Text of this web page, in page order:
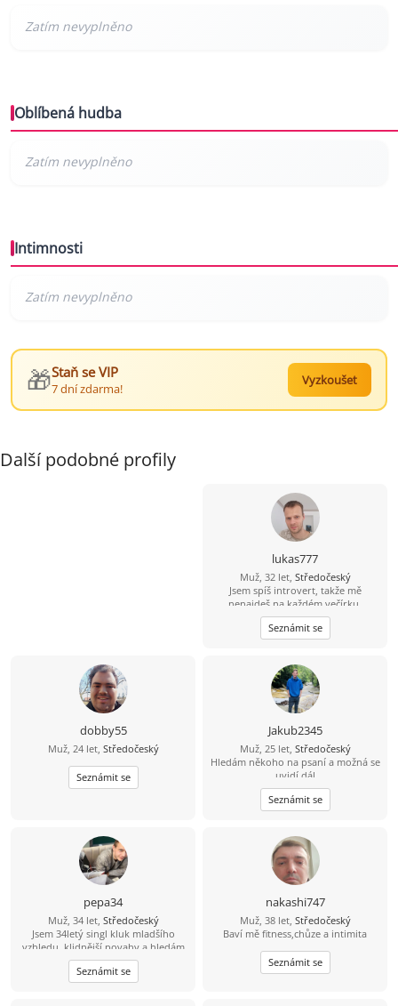
Oblíbená hudba
Intimnosti
🎁Staň se VIP
7 dní zdarma!
Vyzkoušet
Další podobné profily
lukas777
Muž, 32 let, Středočeský
Jsem spíš introvert, takže mě
nenajdeš na každém večírku.
Mnohem raději si užiju pohodový
večer, procházku nebo hezký výlet.
Hledám holku, se kterou nám bude
si budeme rozumět, všechno ostatní
přijde samo
Seznámit se
dobby55
Muž, 24 let, Středočeský
Seznámit se
Jakub2345
Muž, 25 let, Středočeský
Hledám někoho na psaní a možná se
uvidí dál
Seznámit se
pepa34
Muž, 34 let, Středočeský
Jsem 34letý singl kluk mladšího
vzhledu, klidnější povahy a hledám
hodnou ženu pro život. Mám rád
život, přírodu, sport a lidi se
smyslem pro humor. Hledáš
Seznámit se
nakashi747
Muž, 38 let, Středočeský
Baví mě fitness,chůze a intimita
Seznámit se